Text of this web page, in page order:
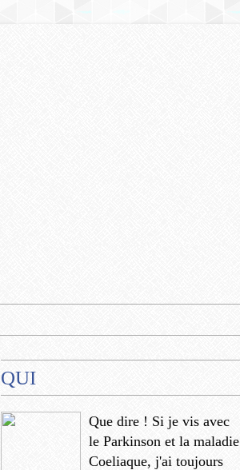
QUI
Que dire ! Si je vis avec
le Parkinson et la maladie
Coeliaque, j'ai toujours